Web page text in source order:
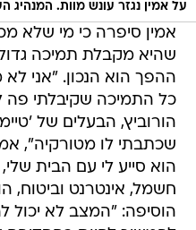
על אמין נגזר עונש מוות. המנהיג
אמין סיפרה כי מי שלא
שהיא מקבלת תמיכה
ההפך הוא הנכון. "אני
כל התמיכה שקיבלתי פה
הורוביץ, הבעלים של
שכתבתי לו מטורקיה",
הוא סייע לי עם הבית
חשמל, אינטרנט וביטוח,
הוסיפה: "המצב לא יכול